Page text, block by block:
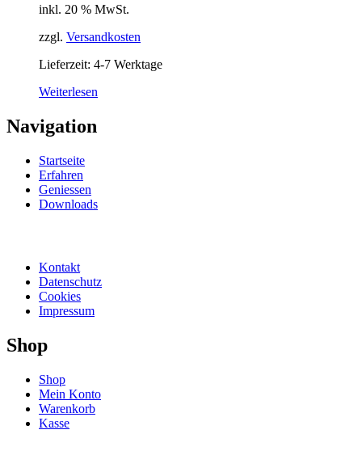
inkl. 20 % MwSt.
zzgl. Versandkosten
Lieferzeit: 4-7 Werktage
Weiterlesen
Navigation
Startseite
Erfahren
Geniessen
Downloads
Kontakt
Datenschutz
Cookies
Impressum
Shop
Shop
Mein Konto
Warenkorb
Kasse